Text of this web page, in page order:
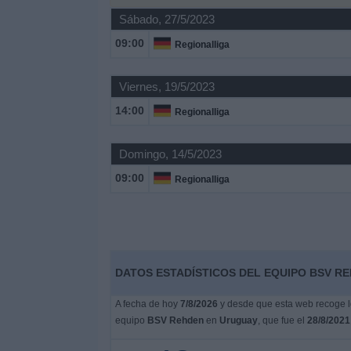
Sábado, 27/5/2023
09:00 Regionalliga
Viernes, 19/5/2023
14:00 Regionalliga
Domingo, 14/5/2023
09:00 Regionalliga
DATOS ESTADÍSTICOS DEL EQUIPO BSV
A fecha de hoy 7/8/2026 y desde que esta web recoge
equipo BSV Rehdenen Uruguay, que fue el 28/8/2021